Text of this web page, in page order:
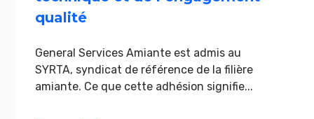
qualité
General Services Amiante est admis au
SYRTA, syndicat de référence de la filière
amiante. Ce que cette adhésion signifie...